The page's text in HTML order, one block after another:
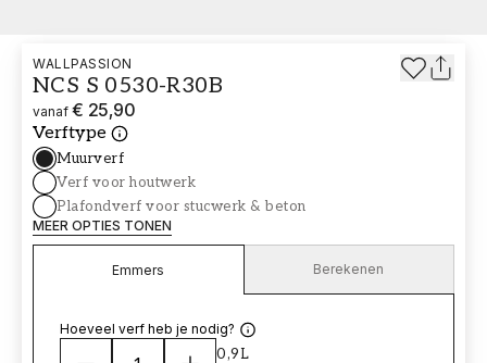
WALLPASSION
NCS S 0530-R30B
vanaf € 25,90
Verftype
Muurverf
Verf voor houtwerk
Plafondverf voor stucwerk & beton
MEER OPTIES TONEN
Emmers Berekenen
Hoeveel verf heb je nodig?
0,9L